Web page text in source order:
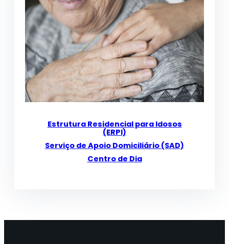
Estrutura Residencial para Idosos
(ERPI)
Serviço de Apoio Domiciliário (SAD)
Centro de Dia